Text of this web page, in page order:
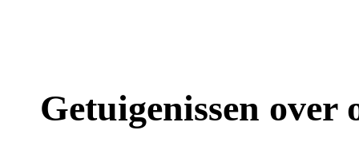
Getuigenissen over